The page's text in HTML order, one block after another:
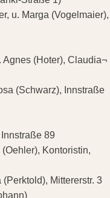
u. Marga (Vogelmaier),
Agnes (Hoter), Claudia¬
(Schwarz), Innstraße
89
Kontoristin,
Mittererstr. 3